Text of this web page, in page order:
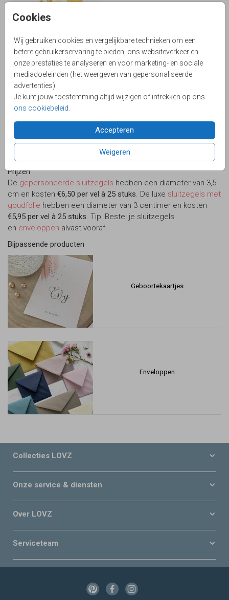
Cookies
Wij gebruiken cookies en vergelijkbare technieken om een
betere gebruikerservaring te bieden, ons websiteverkeer en
onze prestaties te analyseren en voor marketing- en sociale
mediadoeleinden (het weergeven van gepersonaliseerde
advertenties).
Je kunt jouw toestemming altijd wijzigen of intrekken op ons
ons cookiebeleid
Accepteren
Weigeren
Sluitzegel voor op je envelop
Wist je dat Nederlanders gemiddeld 75 geboortekaartjes
klus. Met deze mooie ontwerpen los je dit op een leuke en
snelle manier op. Wij hebbensluitzegelsensluitzegels met
goudfolie
Prijzen
De gepersoneerde sluitzegels hebben een diameter van 3,5
cm en kosten €6,50 per vel à 25 stuks. De luxe sluitzegels met
goudfolie hebben een diameter van 3 centimer en kosten
€5,95 per vel à 25 stuks. Tip: Bestel je sluitzegels
en enveloppen alvast vooraf.
Bijpassende producten
Geboortekaartjes
Enveloppen
Collecties LOVZ
Onze service & diensten
Over LOVZ
Serviceteam